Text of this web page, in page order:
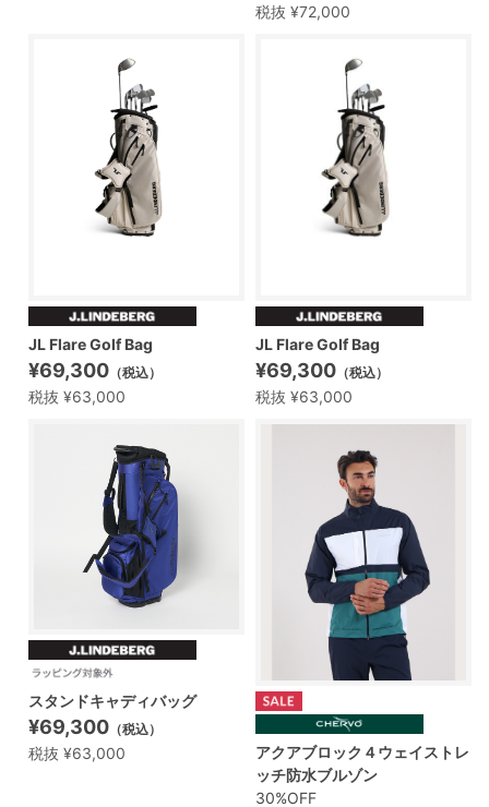
税抜 ¥72,000
JL Flare Golf Bag
¥69,300 （税込）
税抜 ¥63,000
JL Flare Golf Bag
¥69,300 （税込）
税抜 ¥63,000
スタンドキャディバッグ
¥69,300 （税込）
税抜 ¥63,000
アクアブロック４ウェイストレ
ッチ防水ブルゾン
30%OFF